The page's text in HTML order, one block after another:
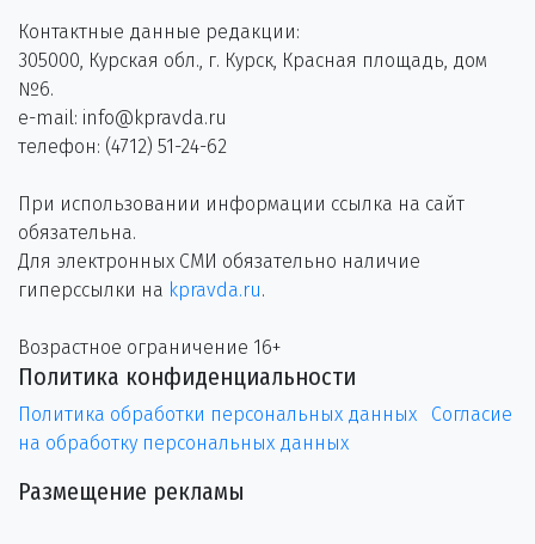
Контактные данные редакции:
305000, Курская обл., г. Курск, Красная площадь, дом
№6.
e-mail: info@kpravda.ru
телефон: (4712) 51-24-62
При использовании информации ссылка на сайт
обязательна.
Для электронных СМИ обязательно наличие
гиперссылки на kpravda.ru.
Возрастное ограничение 16+
Политика конфиденциальности
Политика обработки персональных данных
Согласие
на обработку персональных данных
Размещение рекламы